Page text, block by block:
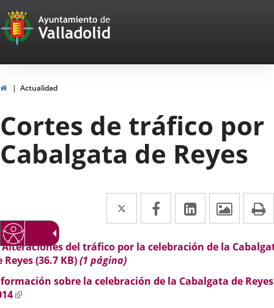
Portal
Web
del
Ayuntamiento
de
Valladolid
InicioActualidad
Cortes de tráfico por
Cabalgata de Reyes
Twitter
Enlace
a
una
aplicación
externa.
Facebook
Enlace
a
una
externa.
LinkedIn
Enlace
a
una
externa.
Alteraciones del tráfico por la celebración de la
Reyes(36.7 KB)(1 página)
sobre la celebración de la Cabalgata de Reyes